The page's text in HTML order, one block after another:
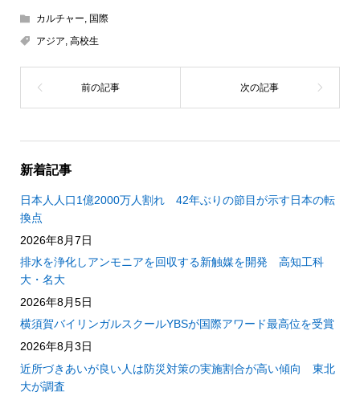
カルチャー, 国際
アジア, 高校生
新着記事
日本人人口1億2000万人割れ 42年ぶりの節目が示す日本の転
換点
2026年8月7日
排水を浄化しアンモニアを回収する新触媒を開発 高知工科
大・名大
2026年8月5日
横須賀バイリンガルスクールYBSが国際アワード最高位を受賞
2026年8月3日
近所づきあいが良い人は防災対策の実施割合が高い傾向 東北
大が調査